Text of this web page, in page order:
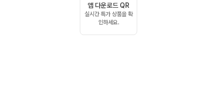
앱 다운로드 QR
실시간 특가 상품을 확
인하세요.